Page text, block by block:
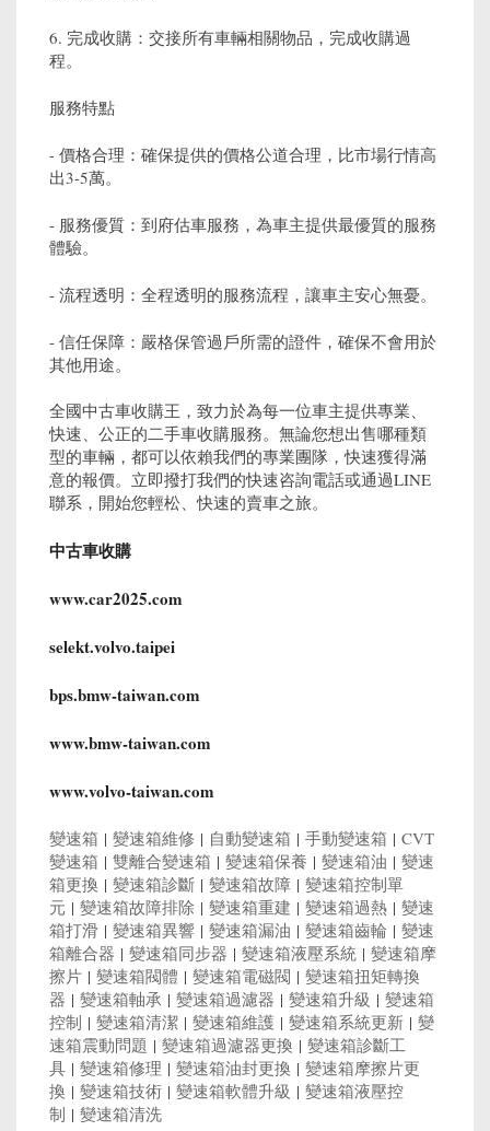
6. 完成收購：交接所有車輛相關物品，完成收購過
程。
服務特點
- 價格合理：確保提供的價格公道合理，比市場行情高
出3-5萬。
- 服務優質：到府估車服務，為車主提供最優質的服務
體驗。
- 流程透明：全程透明的服務流程，讓車主安心無憂。
- 信任保障：嚴格保管過戶所需的證件，確保不會用於
其他用途。
全國中古車收購王，致力於為每一位車主提供專業、
快速、公正的二手車收購服務。無論您想出售哪種類
型的車輛，都可以依賴我們的專業團隊，快速獲得滿
意的報價。立即撥打我們的快速咨詢電話或通過LINE
聯系，開始您輕松、快速的賣車之旅。
中古車收購
www.car2025.com
selekt.volvo.taipei
bps.bmw-taiwan.com
www.bmw-taiwan.com
www.volvo-taiwan.com
變速箱 | 變速箱維修 | 自動變速箱 | 手動變速箱 | CVT
變速箱 | 雙離合變速箱 | 變速箱保養 | 變速箱油 | 變速
箱更換 | 變速箱診斷 | 變速箱故障 | 變速箱控制單
元 | 變速箱故障排除 | 變速箱重建 | 變速箱過熱 | 變速
箱打滑 | 變速箱異響 | 變速箱漏油 | 變速箱齒輪 | 變速
箱離合器 | 變速箱同步器 | 變速箱液壓系統 | 變速箱摩
擦片 | 變速箱閥體 | 變速箱電磁閥 | 變速箱扭矩轉換
器 | 變速箱軸承 | 變速箱過濾器 | 變速箱升級 | 變速箱
控制 | 變速箱清潔 | 變速箱維護 | 變速箱系統更新 | 變
速箱震動問題 | 變速箱過濾器更換 | 變速箱診斷工
具 | 變速箱修理 | 變速箱油封更換 | 變速箱摩擦片更
換 | 變速箱技術 | 變速箱軟體升級 | 變速箱液壓控
制 | 變速箱清洗